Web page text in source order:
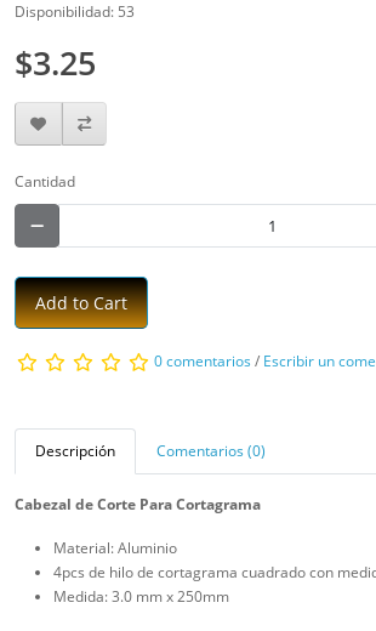
Disponibilidad: 53
$3.25
Cantidad
Add to Cart
0 comentarios/ Escribir un
Descripción Comentarios (0)
Cabezal de Corte Para Cortagrama
Material: Aluminio
4pcs de hilo de cortagrama cuadrado con
Medida: 3.0 mm x 250mm